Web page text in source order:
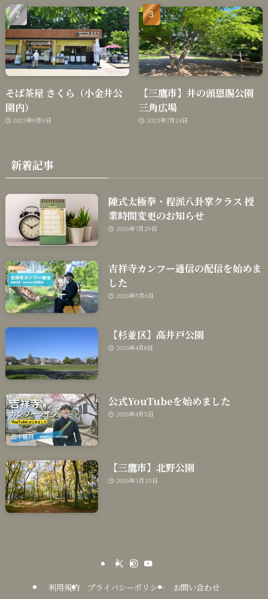
そば茶屋 さくら（小金井公
園内）
2023年9月9日
【三鷹市】井の頭恩賜公園
三角広場
2023年7月24日
新着記事
陳式太極拳・程派八卦掌クラス 授
業時間変更のお知らせ
2026年7月29日
吉祥寺カンフー通信の配信を始めま
した
2026年5月6日
【杉並区】高井戸公園
2026年4月8日
公式YouTubeを始めました
2026年4月5日
【三鷹市】北野公園
2026年3月25日
利用規約 プライバシーポリシー お問い合わせ